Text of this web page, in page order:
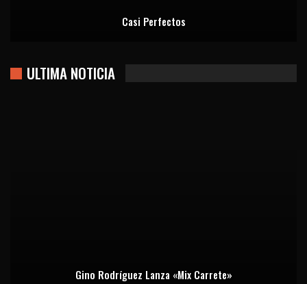
Casi Perfectos
ULTIMA NOTICIA
Gino Rodríguez Lanza «Mix Carrete»